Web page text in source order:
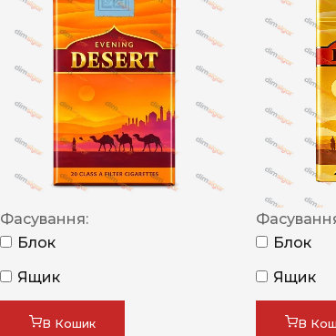
Фасування:
Блок
Ящик
В Кошик
Блок
Ящик
В